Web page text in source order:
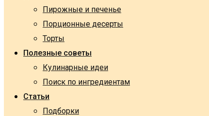
Пирожные и печенье
Порционные десерты
Торты
Полезные советы
Кулинарные идеи
Поиск по ингредиентам
Статьи
Подборки